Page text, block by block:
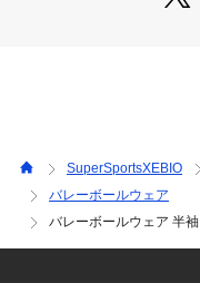
商品の色味が若干異な
※掲載の価格・製品の
予告なく変更すること
い。アルスト ALST ス
SuperSportsXEBIO
バレーボールウェア
バレーボールウェア 半